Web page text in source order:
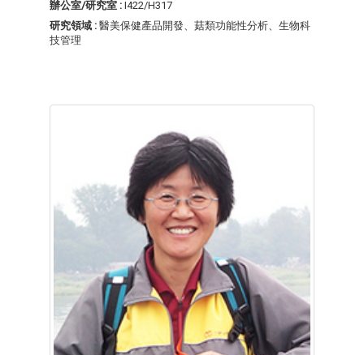
辦公室/研究室 : I422/H317
研究領域 : 醫美保健產品開發、菇類功能性分析、生物科
技管理